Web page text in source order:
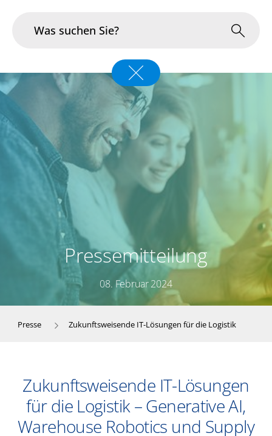
Branchen
Im Fokus
Portfolio
Infrastruktur & Betrieb
Pressemitteilung
08. Februar 2024
Presse Zukunftsweisende IT-Lösungen für die Logistik
Zukunftsweisende IT-Lösungen
für die Logistik – Generative AI,
Warehouse Robotics und Supply